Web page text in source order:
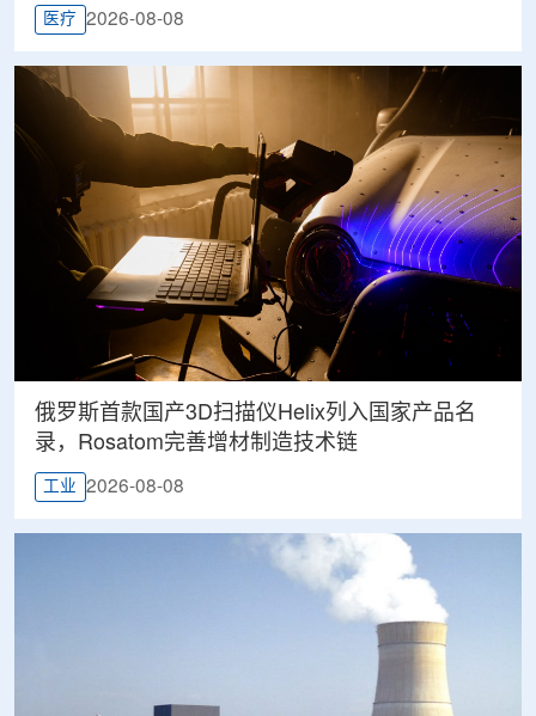
医疗 2026-08-08
俄罗斯首款国产3D扫描仪Helix列入国家产品名
录，Rosatom完善增材制造技术链
工业 2026-08-08